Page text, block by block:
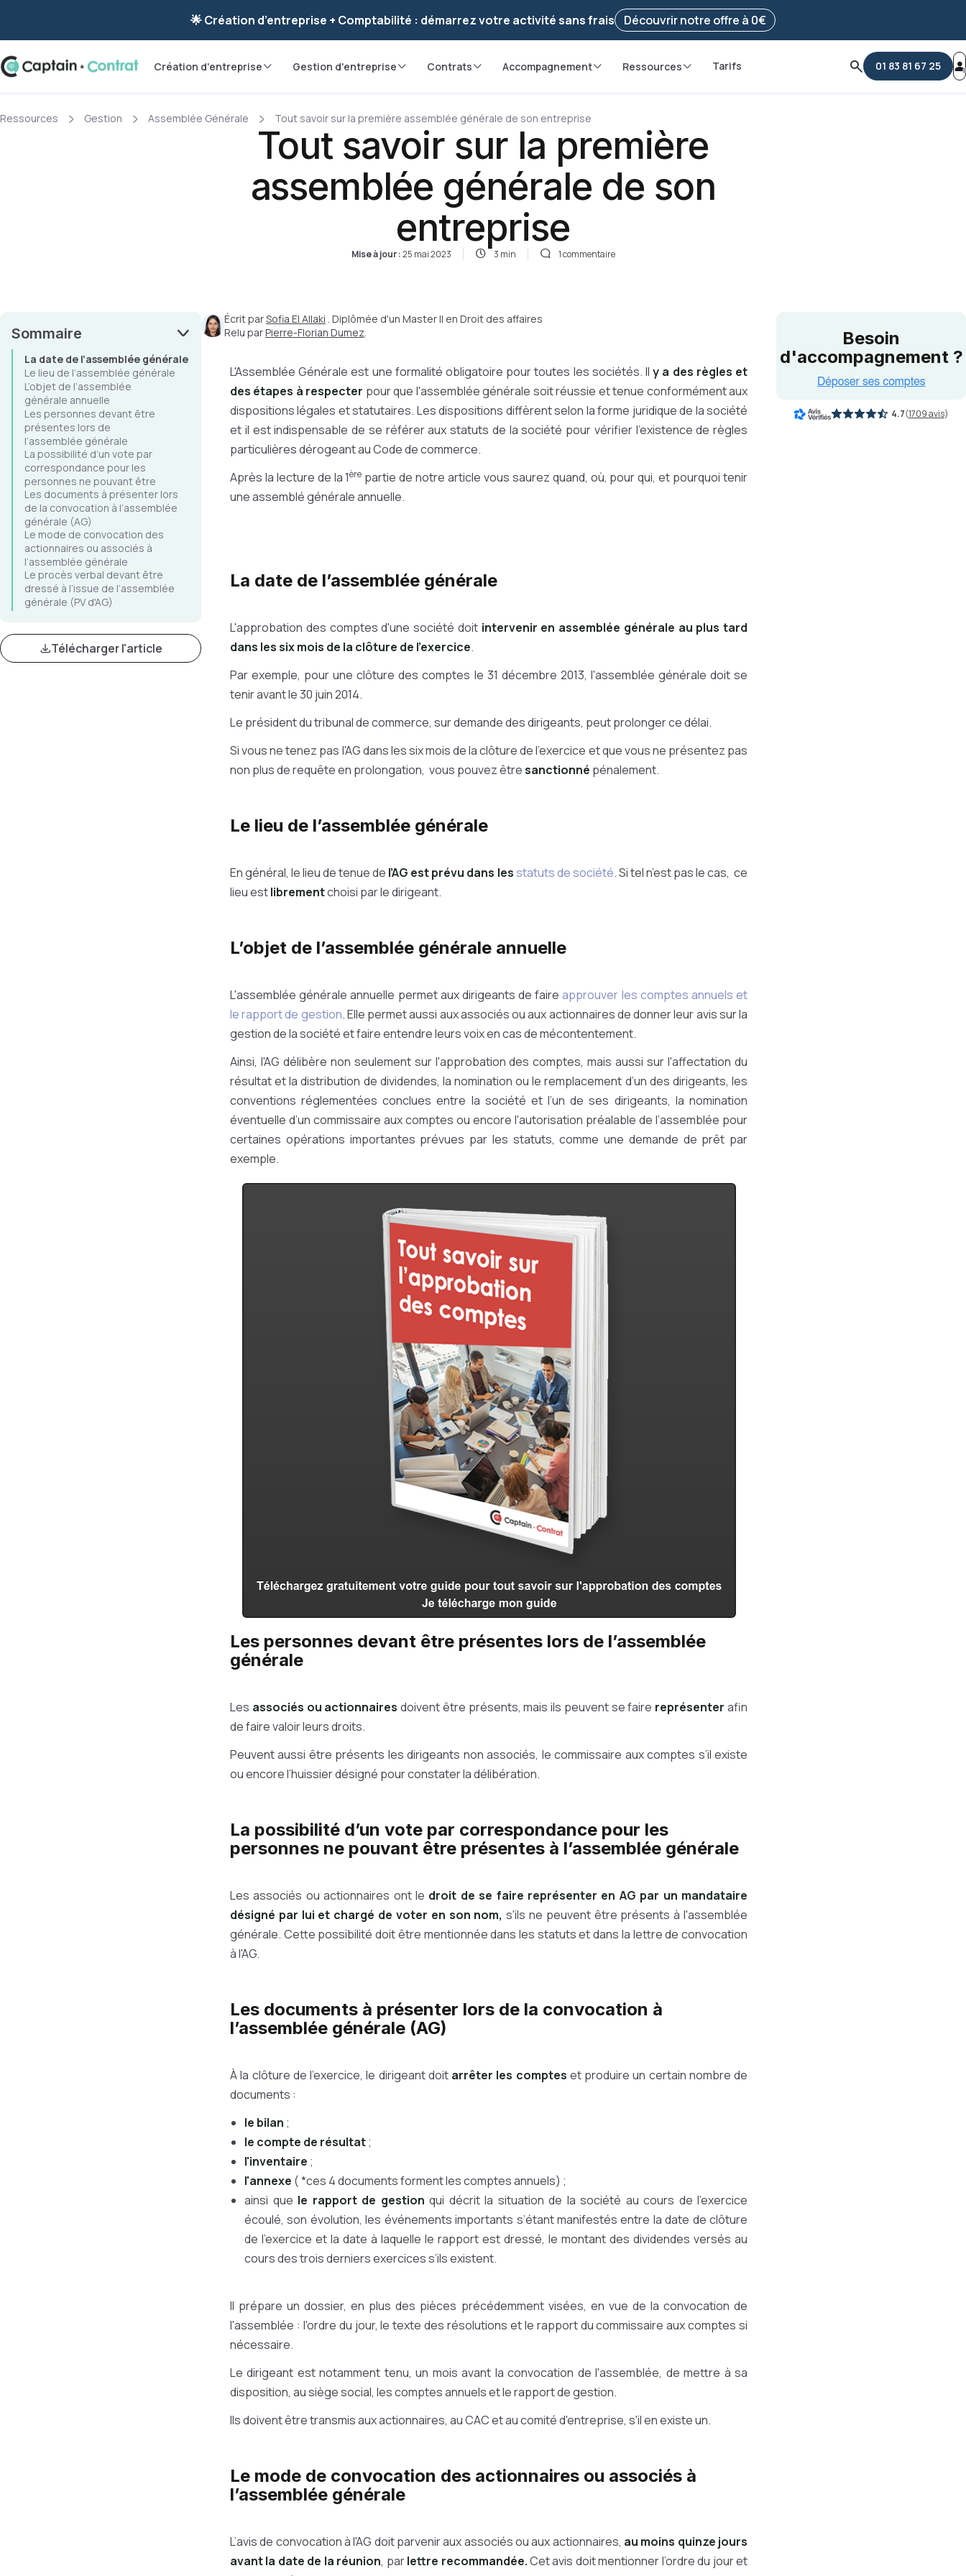
Ravis de vous revoir ! Votre démarchea été enregistrée 🚀 Reprendre ma démarche
🌟 Création d’entreprise + Comptabilité : démarrez votre activité sans frais Découvrir notre offre à 0€
Création d'entreprise Gestion d'entreprise Contrats Accompagnement Ressources Tarifs 01 83 81 67 25
Ressources Gestion Assemblée Générale Tout savoir sur la première assemblée générale de son entreprise
Tout savoir sur la première
assemblée générale de son
entreprise
Mise à jour :25 mai 2023 3 min 1 commentaire
Sommaire
La date de l’assemblée générale
Le lieu de l’assemblée générale
L’objet de l’assemblée
générale annuelle
Les personnes devant être
présentes lors de
l’assemblée générale
La possibilité d’un vote par
correspondance pour les
personnes ne pouvant être
présentes à l’assemblée générale
Les documents à présenter lors
de la convocation à l’assemblée
générale (AG)
Le mode de convocation des
actionnaires ou associés à
l’assemblée générale
Le procès verbal devant être
dressé à l’issue de l’assemblée
générale (PV d'AG)
Télécharger l'article
Écrit parSofia El Allaki . Diplômée d'un Master II en Droit des affaires
Relu parPierre-Florian Dumez.
L'Assemblée Générale est une formalité obligatoire pour toutes les sociétés. Il y a des règles et
des étapes à respecter pour que l'assemblée générale soit réussie et tenue conformément aux
dispositions légales et statutaires. Les dispositions diffèrent selon la forme juridique de la société
et il est indispensable de se référer aux statuts de la société pour vérifier l'existence de règles
particulières dérogeant au Code de commerce.
Après la lecture de la 1ère partie de notre article vous saurez quand, où, pour qui, et pourquoi tenir
une assemblé générale annuelle.
La date de l’assemblée générale
L'approbation des comptes d'une société doit intervenir en assemblée générale au plus tard
dans les six mois de la clôture de l'exercice.
Par exemple, pour une clôture des comptes le 31 décembre 2013, l'assemblée générale doit se
tenir avant le 30 juin 2014.
Le président du tribunal de commerce, sur demande des dirigeants, peut prolonger ce délai.
Si vous ne tenez pas l'AG dans les six mois de la clôture de l'exercice et que vous ne présentez pas
non plus de requête en prolongation, vous pouvez êtresanctionné pénalement.
Le lieu de l’assemblée générale
En général, le lieu de tenue de l’AG est prévu dans lesstatuts de société. Si tel n’est pas le cas, ce
lieu estlibrementchoisi par le dirigeant.
L’objet de l’assemblée générale annuelle
L'assemblée générale annuelle permet aux dirigeants de faireapprouver les comptes annuels et
le rapport de gestion. Elle permet aussi aux associés ou aux actionnaires de donner leur avis sur la
gestion de la société et faire entendre leurs voix en cas de mécontentement.
Ainsi, l'AG délibère non seulement sur l'approbation des comptes, mais aussi sur l'affectation du
résultat et la distribution de dividendes, la nomination ou le remplacement d’un des dirigeants, les
conventions réglementées conclues entre la société et l’un de ses dirigeants, la nomination
éventuelle d’un commissaire aux comptes ou encore l'autorisation préalable de l’assemblée pour
certaines opérations importantes prévues par les statuts, comme une demande de prêt par
exemple.
Les personnes devant être présentes lors de l’assemblée
générale
Les associés ou actionnaires doivent être présents, mais ils peuvent se faire représenter afin
de faire valoir leurs droits.
Peuvent aussi être présents les dirigeants non associés, le commissaire aux comptes s’il existe
ou encore l’huissier désigné pour constater la délibération.
La possibilité d’un vote par correspondance pour les
personnes ne pouvant être présentes à l’assemblée générale
Les associés ou actionnaires ont le droit de se faire représenter en AG par un mandataire
désigné par lui et chargé de voter en son nom,s'ils ne peuvent être présents à l'assemblée
générale. Cette possibilité doit être mentionnée dans les statuts et dans la lettre de convocation
à l'AG.
Les documents à présenter lors de la convocation à
l’assemblée générale (AG)
À la clôture de l'exercice, le dirigeant doit arrêter les comptes et produire un certain nombre de
documents :
le bilan ;
le compte de résultat;
l'inventaire ;
l'annexe ( *ces 4 documents forment les comptes annuels) ;
ainsi que le rapport de gestion qui décrit la situation de la société au cours de l'exercice
écoulé, son évolution, les événements importants s’étant manifestés entre la date de clôture
de l'exercice et la date à laquelle le rapport est dressé, le montant des dividendes versés au
cours des trois derniers exercices s’ils existent.
Il prépare un dossier, en plus des pièces précédemment visées, en vue de la convocation de
l'assemblée : l'ordre du jour, le texte des résolutions et le rapport du commissaire aux comptes si
nécessaire.
Le dirigeant est notamment tenu, un mois avant la convocation de l'assemblée, de mettre à sa
disposition, au siège social, les comptes annuels et le rapport de gestion.
Ils doivent être transmis aux actionnaires, au CAC et au comité d'entreprise, s'il en existe un.
Le mode de convocation des actionnaires ou associés à
l’assemblée générale
L’avis de convocation à l'AG doit parvenir aux associés ou aux actionnaires, au moins quinze jours
avant la date de la réunion, parlettre recommandée.Cet avis doit mentionner l’ordre du jour et
4.7(1709 avis)
Besoin
d'accompagnement ?